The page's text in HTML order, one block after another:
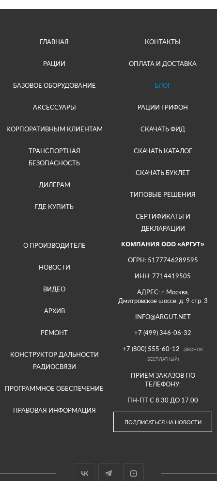
ГЛАВНАЯ
РАЦИИ
БАЗОВОЕ ОБОРУДОВАНИЕ
АКСЕССУАРЫ
КОРПОРАТИВНЫМ КЛИЕНТАМ
ТРАНСПОРТНАЯ
БЕЗОПАСНОСТЬ
ДИЛЕРАМ
ГДЕ КУПИТЬ
КОНТАКТЫ
ОПЛАТА И ДОСТАВКА
БЛОГ
РАЦИИ ГРИФОН
СКАЧАТЬ ФИД
СКАЧАТЬ КАТАЛОГ
СКАЧАТЬ БУКЛЕТ
ТИПОВЫЕ РЕШЕНИЯ
СЕРТИФИКАТЫ И
ДЕКЛАРАЦИИ
О ПРОИЗВОДИТЕЛЕ
НОВОСТИ
ВИДЕО
АРХИВ
РЕМОНТ
КОНСТРУКТОР ДАЛЬНОСТИ
РАДИОСВЯЗИ
ПРОГРАММНОЕ ОБЕСПЕЧЕНИЕ
ПРАВОВАЯ ИНФОРМАЦИЯ
КОМПАНИЯ ООО «АРГУТ»
ОГРН: 5177746289595
ИНН: 7714419505
АДРЕС: г. Москва,
Дмитровское шоссе, д. 9 стр. 3
INFO@ARGUT.NET
+7 (499) 346-06-32
+7 (800) 555-60-12
(ЗВОНОК
БЕСПЛАТНЫЙ)
ПРИЕМ ЗАКАЗОВ ПО
ТЕЛЕФОНУ:
ПН-ПТ С 8.30 ДО 17.00
ПОДПИСАТЬСЯ НА НОВОСТИ